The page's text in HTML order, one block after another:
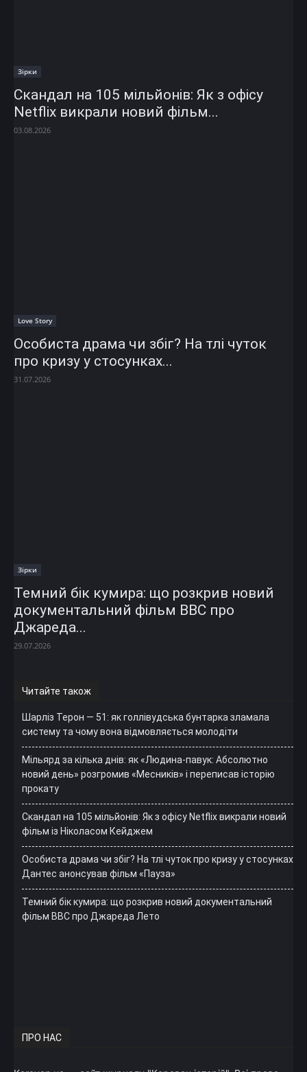
Зірки
Скандал на 105 мільйонів: Як з офісу
Netflix викрали новий фільм...
03.08.2026
Love Story
Особиста драма чи збіг? На тлі чуток
про кризу у стосунках...
31.07.2026
Зірки
Темний бік кумира: що розкрив новий
документальний фільм ВВС про
Джареда...
29.07.2026
Читайте також
Шарліз Терон — 51: як голлівудська бунтарка зламала
систему та чому вона відмовляється молодіти
Мільярд за кілька днів: як «Людина-павук: Абсолютно
новий день» розгромив «Месників» і переписав історію
прокату
Скандал на 105 мільйонів: Як з офісу Netflix викрали новий
фільм із Ніколасом Кейджем
Особиста драма чи збіг? На тлі чуток про кризу у стосунках
Дантес анонсував фільм «Пауза»
Темний бік кумира: що розкрив новий документальний
фільм ВВС про Джареда Лето
ПРО НАС